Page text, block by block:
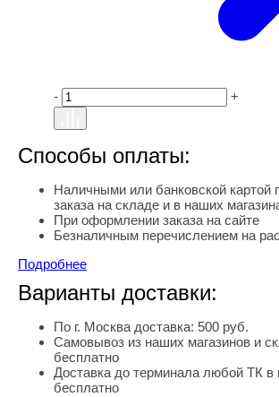
- +
Способы оплаты:
Наличными или банковской картой
заказа на складе и в наших
При оформлении заказа на сайте
Безналичным перечислением на
Подробнее
Варианты доставки:
По г. Москва доставка: 500 руб.
Самовывоз из наших магазинов и
бесплатно
Доставка до терминала любой ТК в
бесплатно